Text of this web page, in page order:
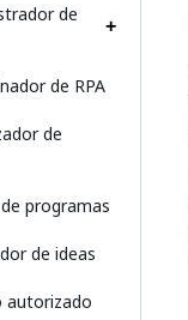
de
de RPA
de
programas
de ideas
autorizado